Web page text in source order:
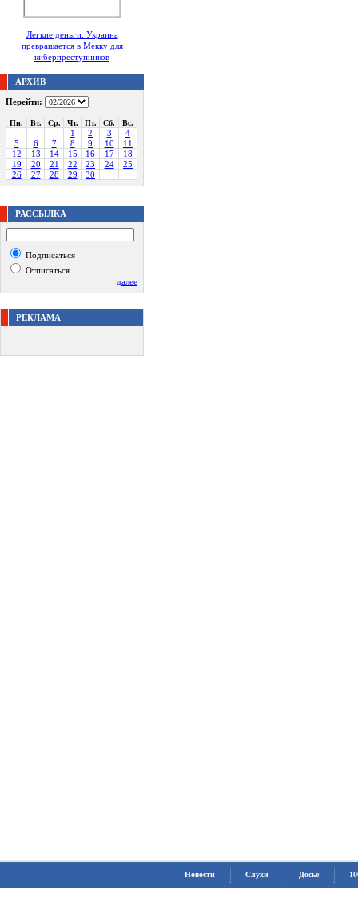
Легкие деньги: Украина
превращается в Мекку для
киберпреступников
АРХИВ
Перейти:
Пн. Вт. Ср. Чт. Пт. Сб. Вс.
1 2 3
4
5
6 7 8 9 10
11
12
13 14 15 16 17
18
19
20 21 22 23 24
25
26
27 28 29 30
РАССЫЛКА
Подписаться
Отписаться
далее
РЕКЛАМА
Новости Слухи Досье